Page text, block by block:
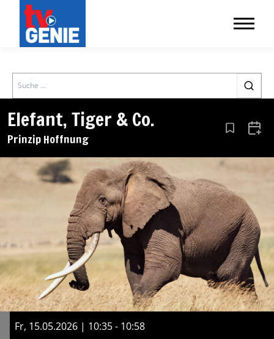
Search
Elefant, Tiger & Co.
Prinzip Hoffnung Aus den
Fr, 15.05.2026 | 10:35 - 10:58